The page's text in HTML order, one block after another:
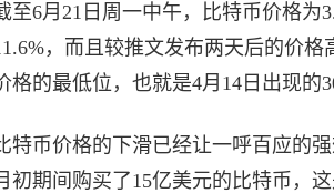
至6月21日周一中午，比特币价格为
，而且较推文发布两天后的价
格的最低位，也就是4月14日出现的
特币价格的下滑已经让一呼百应的
初期间购买了15亿美元的比特币，